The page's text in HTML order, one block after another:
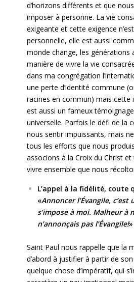
d’horizons différents et que
imposer à personne. La vie
exigeante et cette exigence
personnelle, elle est aussi
monde change, les générations
manière de vivre la vie
dans ma congrégation
une perte d’identité commune
racines en commun) mais cette
est aussi un fameux
universelle. Parfois le défi de la
nous sentir impuissants, mais
tous les efforts que nous
associons à la Croix du Christ
vivre ensemble que nous
L’appel à la fidélité, coute
«Annoncer l’Évangile,
s’impose à moi. Malheur à
n’annonçais pas l’Évangile!
Saint Paul nous rappelle que la
d’abord à justifier à partir de
quelque chose d’impératif, qui